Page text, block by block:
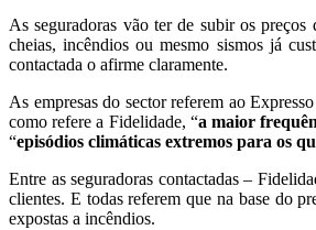
As seguradoras vão ter de subir os
cheias, incêndios ou mesmo sismos já
contactada o afirme claramente.
As empresas do sector referem ao
como refere a Fidelidade, “a maior
“episódios climáticas extremos para os
Entre as seguradoras contactadas –
clientes. E todas referem que na base do
expostas a incêndios.